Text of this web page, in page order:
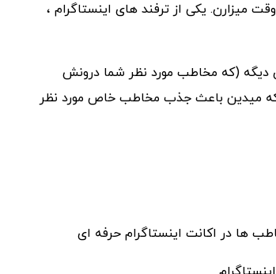
میزارن. یکی از ترفند های اینستاگرام ،
(که مخاطب مورد نظر شما درونش
که میدین باعث جذب مخاطب خاص مورد نظر